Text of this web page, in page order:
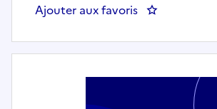
Ajouter aux favoris : Professeur